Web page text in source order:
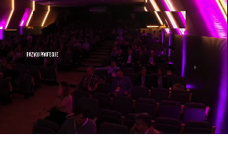
of Croatian Chapter
joining PMI